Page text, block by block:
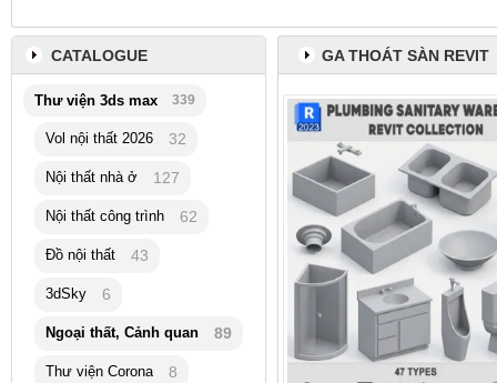
GA THOÁT SÀN REVIT
CATALOGUE
Thư viện 3ds max 339
Vol nội thất 2026 32
Nội thất nhà ở 127
Nội thất công trình 62
Đồ nội thất 43
3dSky 6
Ngoại thất, Cảnh quan 89
Thư viện Corona 8